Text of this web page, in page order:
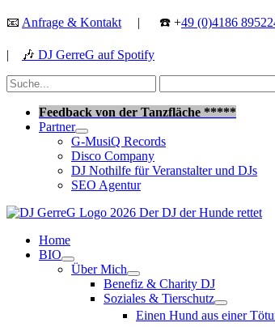
Zum
springen
📧 Anfrage & Kontakt | ☎️ +49 (0)4186
| 🎶 DJ GerreG auf Spotify
Suchen
nach:
Feedback von der Tanzfläche *****
Partner
G-MusiQ Records
Disco Company
DJ Nothilfe für Veranstalter und DJs
SEO Agentur
Home
BIO
Über Mich
Benefiz & Charity DJ
Soziales & Tierschutz
Einen Hund aus einer